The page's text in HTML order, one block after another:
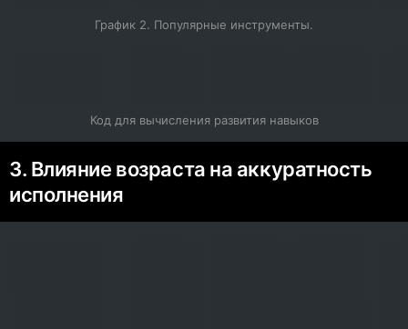
График 2. Популярные инструменты.
Код для вычисления развития навыков
3. Влияние возраста на аккуратность
исполнения